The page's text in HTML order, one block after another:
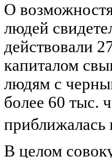
О
людей
действовали
капиталом
людям с
более 60 тыс.
приближалась
В целом